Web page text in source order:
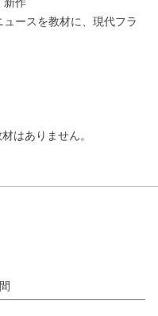
ースを教材に、現代フラ
はありません。